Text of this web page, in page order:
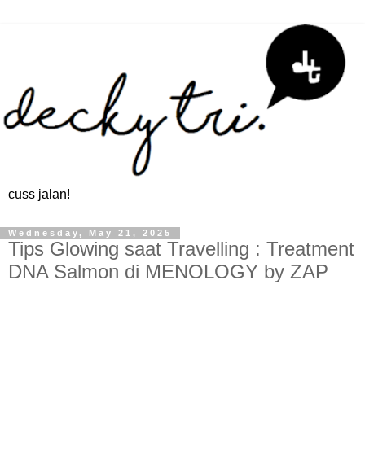
cuss jalan!
Wednesday, May 21, 2025
Tips Glowing saat Travelling : Treatment
DNA Salmon di MENOLOGY by ZAP